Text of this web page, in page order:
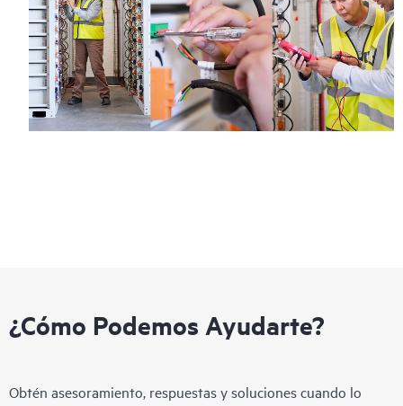
¿Cómo Podemos Ayudarte?
Obtén asesoramiento, respuestas y soluciones cuando lo